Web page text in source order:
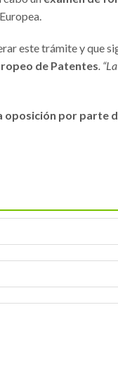
este trámite y que
de Patentes.
oposición por parte